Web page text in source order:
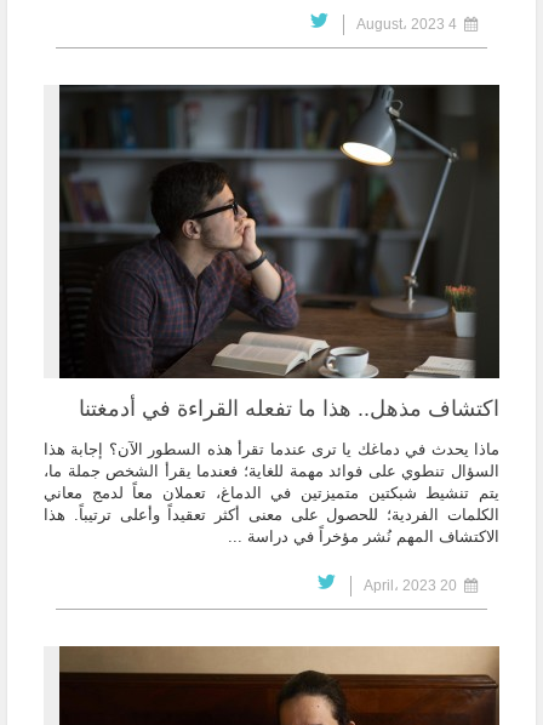
اكتشاف مذهل.. هذا ما تفعله القراءة في أدمغتنا
ماذا يحدث في دماغك يا ترى عندما تقرأ هذه السطور الآن؟ إجابة هذا
السؤال تنطوي على فوائد مهمة للغاية؛ فعندما يقرأ الشخص جملة ما،
يتم تنشيط شبكتين متميزتين في الدماغ، تعملان معاً لدمج معاني
الكلمات الفردية؛ للحصول على معنى أكثر تعقيداً وأعلى ترتيباً. هذا
الاكتشاف المهم نُشر مؤخراً في دراسة ...